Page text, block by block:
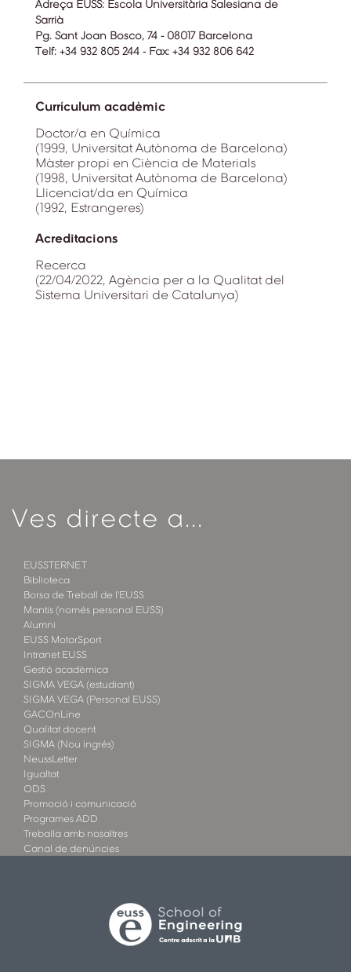
Adreça EUSS: Escola Universitària Salesiana de
Sarrià
Pg. Sant Joan Bosco, 74 - 08017 Barcelona
Telf: +34 932 805 244 - Fax: +34 932 806 642
Currículum acadèmic
Doctor/a en Química
(1999, Universitat Autònoma de Barcelona)
Màster propi en Ciència de Materials
(1998, Universitat Autònoma de Barcelona)
Llicenciat/da en Química
(1992, Estrangeres)
Acreditacions
Recerca
(22/04/2022, Agència per a la Qualitat del
Sistema Universitari de Catalunya)
Ves directe a...
EUSSTERNET
Biblioteca
Borsa de Treball de l'EUSS
Mantis (només personal EUSS)
Alumni
EUSS MotorSport
Intranet EUSS
Gestió acadèmica
SIGMA VEGA (estudiant)
SIGMA VEGA (Personal EUSS)
GACOnLine
Qualitat docent
SIGMA (Nou ingrés)
NeussLetter
Igualtat
ODS
Promoció i comunicació
Programes ADD
Treballa amb nosaltres
Canal de denúncies